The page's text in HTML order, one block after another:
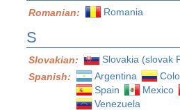
Romanian: Romania
S
Slovakian:
Slovakia (slovak
Spanish:
Argentina
Spain
Mexico
Venezuela